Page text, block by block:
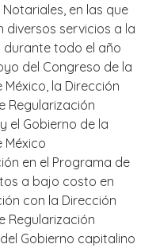
en las que
diversos servicios a la
durante todo el año
del Congreso de la
México, la Dirección
Regularización
el Gobierno de la
México
en el Programa de
a bajo costo en
con la Dirección
Regularización
Gobierno capitalino